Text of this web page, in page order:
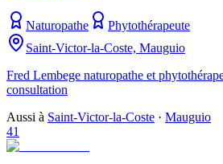
Naturopathe
Phytothérapeute
Saint-Victor-la-Coste, Mauguio
Fred Lembege naturopathe et
consultation
Aussi à Saint-Victor-la-Coste · Mauguio
41